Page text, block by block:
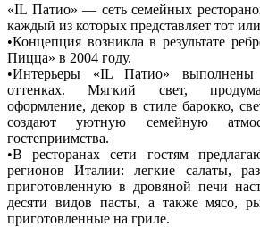
«IL Патио» — сеть семейных
каждый из которых представляет тот
•Концепция возникла в результате
Пицца» в 2004 году.
•Интерьеры «IL Патио»
оттенках. Мягкий свет,
оформление, декор в стиле барокко,
создают уютную семейную
гостеприимства.
•В ресторанах сети гостям
регионов Италии: легкие салаты,
приготовленную в дровяной печи
десяти видов пасты, а также мясо,
приготовленные на гриле.